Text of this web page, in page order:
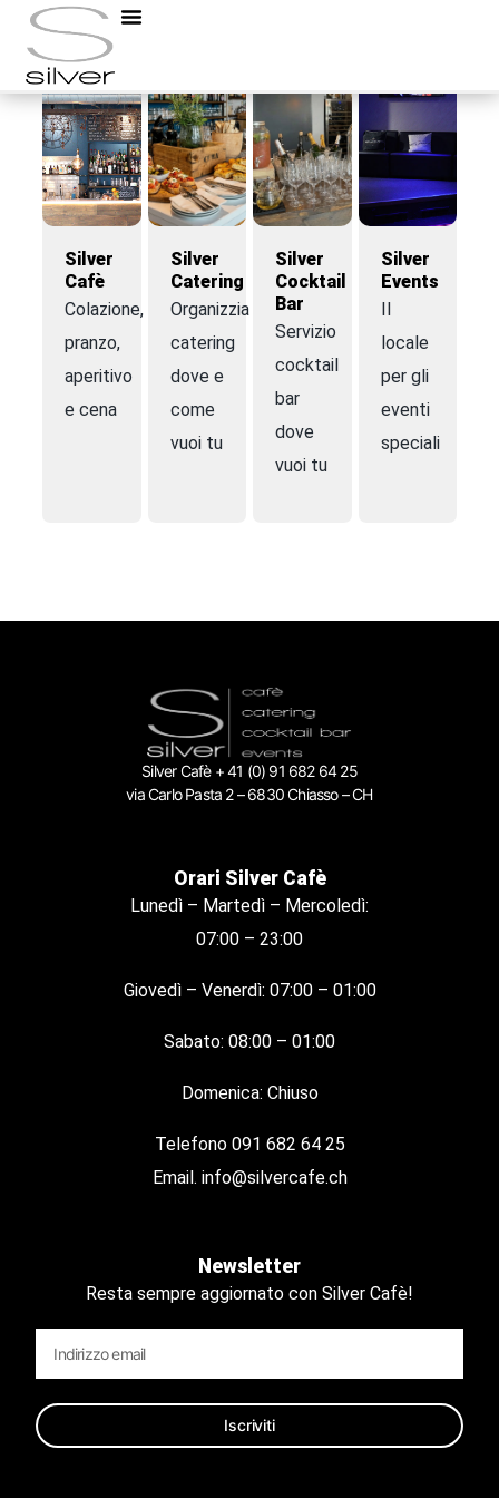
Silver
Cafè
Colazione,
pranzo,
aperitivo
e cena
Silver
Catering
Organizziamo
catering
dove e
come
vuoi tu
Silver
Cocktail
Bar
Servizio
cocktail
bar
dove
vuoi tu
Silver
Events
Il
locale
per gli
eventi
speciali
Silver Cafè + 41 (0) 91 682 64 25
via Carlo Pasta 2 – 6830 Chiasso – CH
Orari Silver Cafè
Lunedì – Martedì – Mercoledì:
07:00 – 23:00
Giovedì – Venerdì: 07:00 – 01:00
Sabato: 08:00 – 01:00
Domenica: Chiuso
Telefono 091 682 64 25
Email. info@silvercafe.ch
Newsletter
Resta sempre aggiornato con Silver Cafè!
Iscriviti